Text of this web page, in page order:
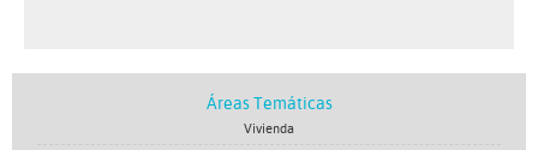
Áreas Temáticas
Vivienda